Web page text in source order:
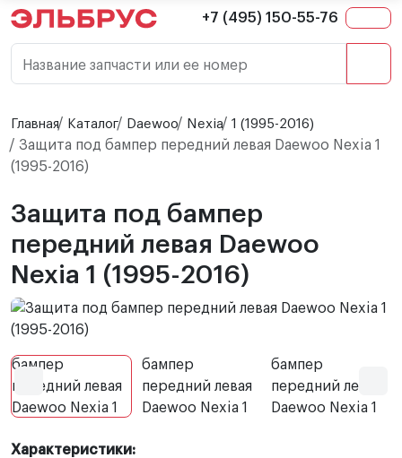
+7 (495) 150-55-76
Название запчасти или ее номер
Главная Каталог Daewoo Nexia 1 (1995-2016)
Защита под бампер передний левая Daewoo Nexia 1
(1995-2016)
Защита под бампер
передний левая Daewoo
Nexia 1 (1995-2016)
Характеристики: